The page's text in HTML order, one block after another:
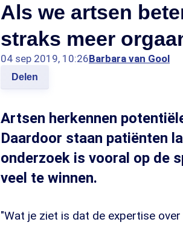
Als we artsen
straks meer
04 sep 2019, 10:26Barbara van Gool
Delen
Artsen herkennen
Daardoor staan patiënten
onderzoek is vooral op de
veel te winnen.
"Wat je ziet is dat de expertise